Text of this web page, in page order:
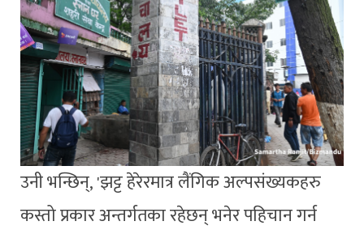
उनी भन्छिन्, 'झट्ट हेरेरमात्र लैंगिक अल्पसंख्यकहरु
कस्तो प्रकार अन्तर्गतका रहेछन् भनेर पहिचान गर्न